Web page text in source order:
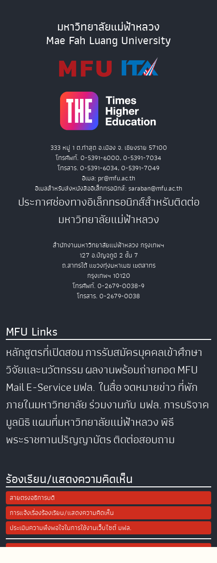
มหาวิทยาลัยแม่ฟ้าหลวง
Mae Fah Luang University
333 หมู่ 1 ต.ท่าสุด อ.เมือง จ. เชียงราย 57100
โทรศัพท์. 0-5391-6000, 0-5391-7034
โทรสาร. 0-5391-6034, 0-5391-7049
อีเมล: pr@mfu.ac.th
อีเมลสำหรับส่งหนังสืออิเล็กทรอนิกส์: saraban@mfu.ac.th
ประกาศช่องทางอิเล็กทรอนิกส์สำหรับติดต่อ
มหาวิทยาลัยแม่ฟ้าหลวง
สำนักงานมหาวิทยาลัยแม่ฟ้าหลวง กรุงเทพฯ
127 อ.ปัญจภูมิ 2 ชั้น 7
ถ.สาทรใต้ แขวงทุ่งมหาเมฆ เขตสาทร
กรุงเทพฯ 10120
โทรศัพท์. 0-2679-0038-9
โทรสาร. 0-2679-0038
MFU Links
หลักสูตรที่เปิดสอนการรับสมัครบุคคลเข้าศึกษา
วิจัยและนวัตกรรมผลงานพร้อมถ่ายทอดMFU
MailE-Serviceมฟล. ในสื่อจดหมายข่าวที่พัก
ภายในมหาวิทยาลัยร่วมงานกับ มฟล.การบริจาค
มูลนิธิแผนที่มหาวิทยาลัยแม่ฟ้าหลวงพิธี
พระราชทานปริญญาบัตรติดต่อสอบถาม
ร้องเรียน/แสดงความคิดเห็น
สายตรงอธิการบดี
การแจ้งเรื่องร้องเรียน/แสดงความคิดเห็น
ประเมินความพึงพอใจในการใช้งานเว็บไซต์ มฟล.
Site Map